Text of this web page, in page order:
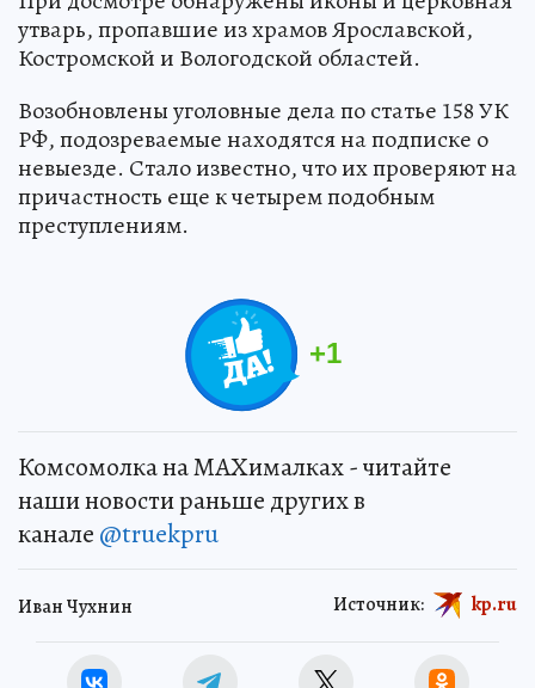
утварь, пропавшие из храмов Ярославской,
Костромской и Вологодской областей.
Возобновлены уголовные дела по статье 158 УК
РФ, подозреваемые находятся на подписке о
невыезде. Стало известно, что их проверяют на
причастность еще к четырем подобным
преступлениям.
+1
Комсомолка на MAXималках - читайте
наши новости раньше других в
канале @truekpru
Иван Чухнин Источник: kp.ru